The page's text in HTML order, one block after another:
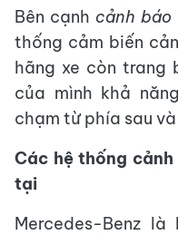
Bên cạnh cảnh
thống cảm biến
hãng xe còn trang
của mình khả
chạm từ phía sau
Các hệ thống
tại
Mercedes-Benz